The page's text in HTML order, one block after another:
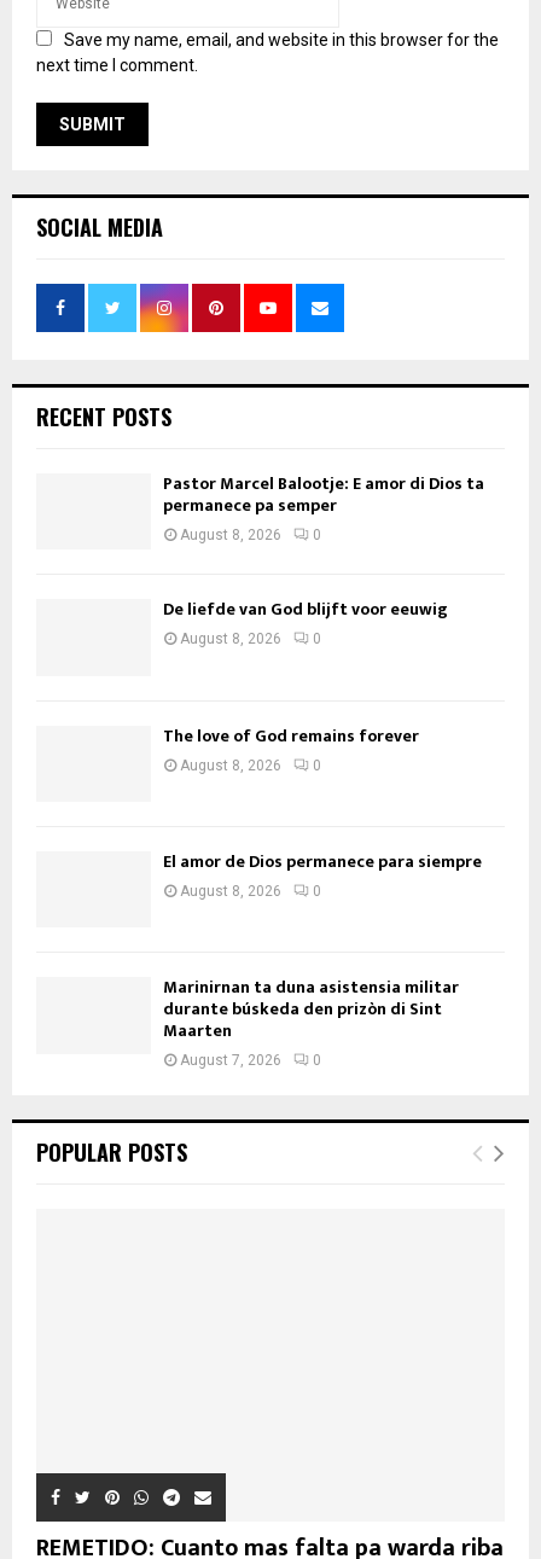
Save my name, email, and website in this browser for the
next time I comment.
SOCIAL MEDIA
RECENT POSTS
Pastor Marcel Balootje: E amor di Dios ta
permanece pa semper
August 8, 2026 0
De liefde van God blijft voor eeuwig
August 8, 2026 0
The love of God remains forever
August 8, 2026 0
El amor de Dios permanece para siempre
August 8, 2026 0
Marinirnan ta duna asistensia militar
durante búskeda den prizòn di Sint
Maarten
August 7, 2026 0
POPULAR POSTS
REMETIDO: Cuanto mas falta pa warda riba